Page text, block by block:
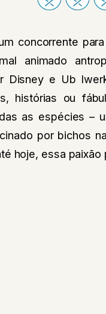
concorrente
animado
Disney e Ub
histórias ou
as espécies –
por bichos
hoje, essa paixão